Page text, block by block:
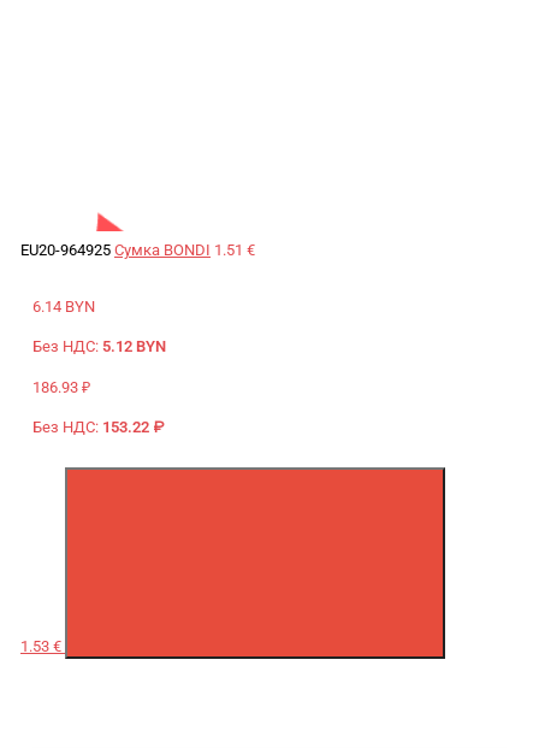
EU20-964925 Сумка BONDI 1.51 €
6.14 BYN
Без НДС: 5.12 BYN
186.93 ₽
Без НДС: 153.22 ₽
1.53 €